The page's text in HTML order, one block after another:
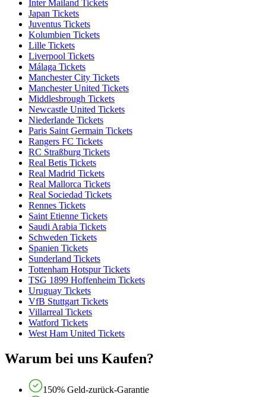
Inter Mailand Tickets
Japan Tickets
Juventus Tickets
Kolumbien Tickets
Lille Tickets
Liverpool Tickets
Málaga Tickets
Manchester City Tickets
Manchester United Tickets
Middlesbrough Tickets
Newcastle United Tickets
Niederlande Tickets
Paris Saint Germain Tickets
Rangers FC Tickets
RC Straßburg Tickets
Real Betis Tickets
Real Madrid Tickets
Real Mallorca Tickets
Real Sociedad Tickets
Rennes Tickets
Saint Etienne Tickets
Saudi Arabia Tickets
Schweden Tickets
Spanien Tickets
Sunderland Tickets
Tottenham Hotspur Tickets
TSG 1899 Hoffenheim Tickets
Uruguay Tickets
VfB Stuttgart Tickets
Villarreal Tickets
Watford Tickets
West Ham United Tickets
Warum bei uns Kaufen?
150% Geld-zurück-Garantie